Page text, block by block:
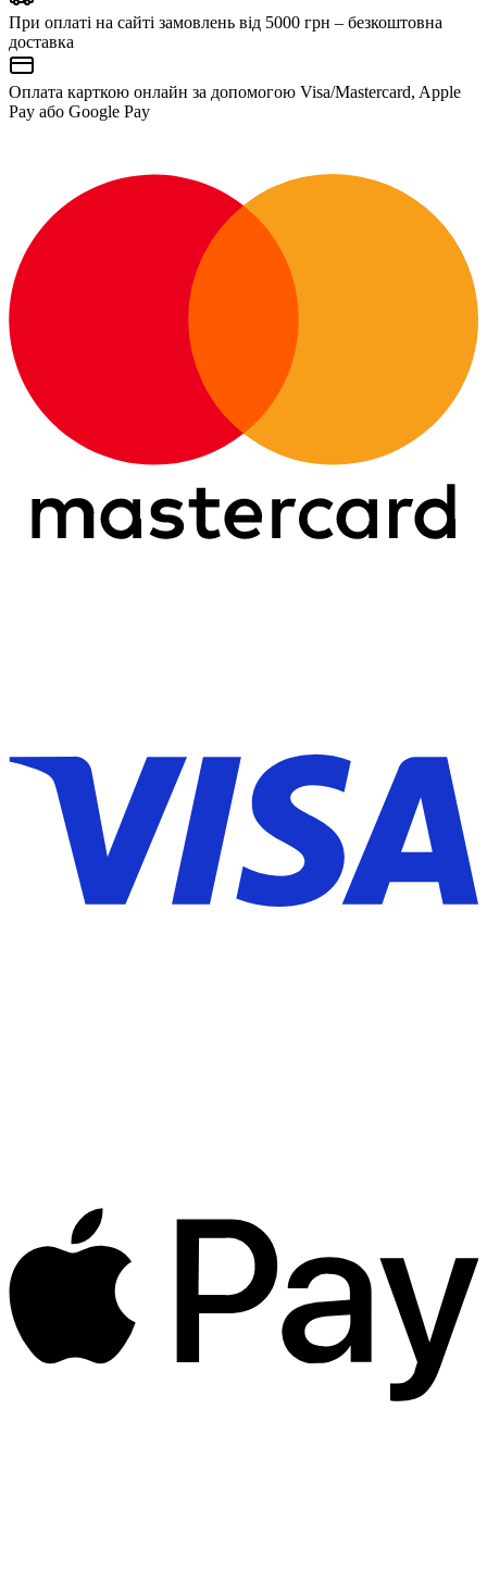
При оплаті на сайті замовлень від 5000 грн – безкоштовна
доставка
Оплата карткою онлайн за допомогою Visa/Mastercard, Apple
Pay або Google Pay